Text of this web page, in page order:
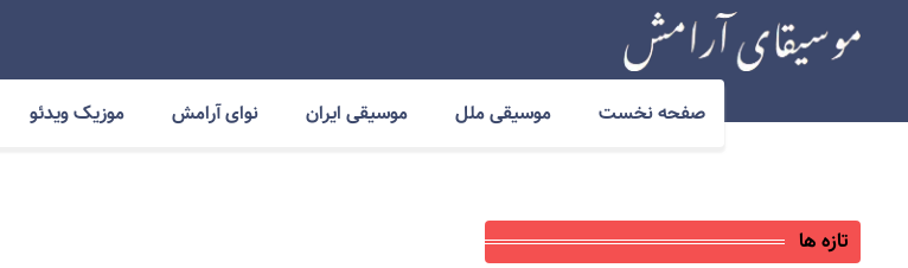
صفحه نخست موسیقی ملل موسیقی ایران نوای آرامش موزیک ویدئو
تازه ها